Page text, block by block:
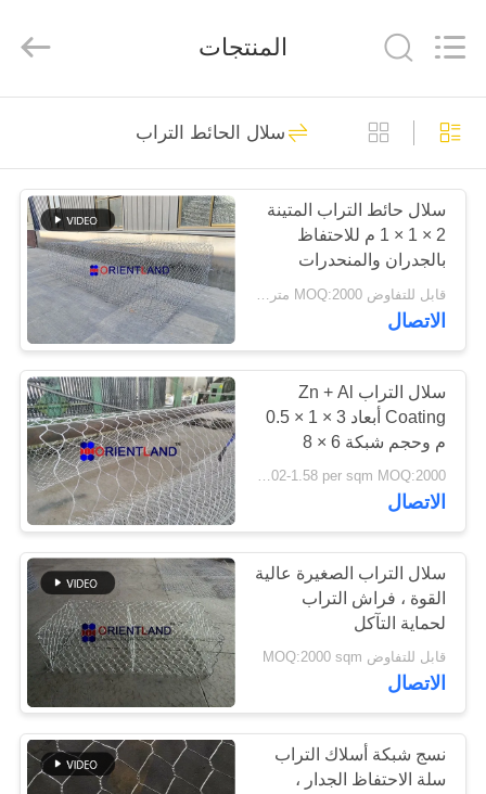
منزل،
بيت
منتجات
معلومات
جولة
المعمل
مراقبة
الجودة
اتصل
أخبار
Co.,
Reserved.
ECER
سلال الحائط التراب
سلال التراب الملحومة
61
قفّة تراب سلك سلة
49
المنتجات
سلال الحائط التراب
سلال حائط التراب المتينة
2 × 1 × 1 م للاحتفاظ
بالجدران والمنحدرات
قابل للتفاوض MOQ:2000 متر مربع
الاتصال
سلال التراب Zn + Al
Coating أبعاد 3 × 1 × 0.5
م وحجم شبكة 6 × 8
USD 1.02-1.58 per sqm MOQ:2000 متر مربع
الاتصال
سلال التراب الصغيرة عالية
القوة ، فراش التراب
لحماية التآكل
قابل للتفاوض MOQ:2000 sqm
الاتصال
نسج شبكة أسلاك التراب
سلة الاحتفاظ الجدار ،